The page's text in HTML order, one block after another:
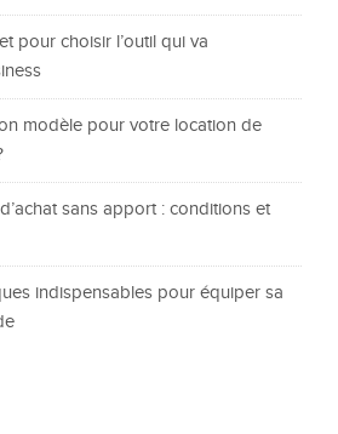
pour choisir l’outil qui va
modèle pour votre location de
sans apport : conditions et
indispensables pour équiper sa